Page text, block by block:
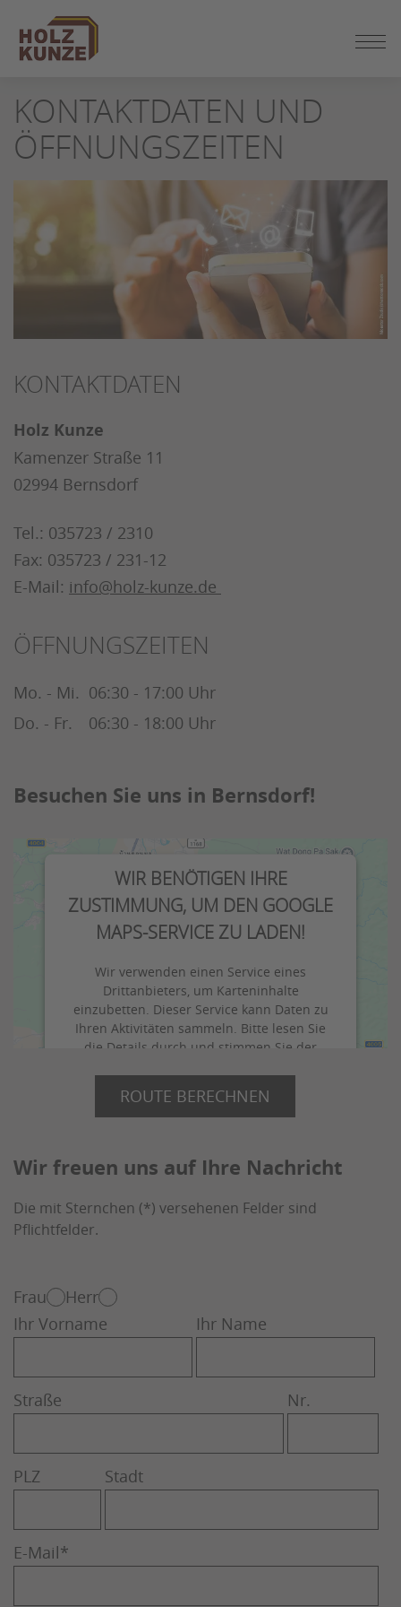
ZUM
SEITENINHALT
SPRINGEN
KONTAKTDATEN UND
ÖFFNUNGSZEITEN
KONTAKTDATEN
Holz Kunze
Kamenzer Straße 11
02994 Bernsdorf
Tel.: 035723 / 2310
Fax: 035723 / 231-12
E-Mail: info@holz-kunze.de
ÖFFNUNGSZEITEN
Mo. - Mi. 06:30 - 17:00 Uhr
Do. - Fr.
06:30 - 18:00 Uhr
Besuchen Sie uns in Bernsdorf!
WIR BENÖTIGEN IHRE
ZUSTIMMUNG, UM DEN GOOGLE
MAPS-SERVICE ZU LADEN!
Wir verwenden einen Service eines
Drittanbieters, um Karteninhalte
einzubetten. Dieser Service kann Daten zu
Ihren Aktivitäten sammeln. Bitte lesen Sie
die Details durch und stimmen Sie der
ROUTE BERECHNEN
Wir freuen uns auf Ihre Nachricht
Die mit Sternchen (*) versehenen Felder sind
Pflichtfelder.
Frau
Herr
Ihr Vorname
Ihr Name
Straße Nr.
PLZ Stadt
E-Mail*